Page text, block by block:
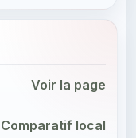
Voir la page
Comparatif local